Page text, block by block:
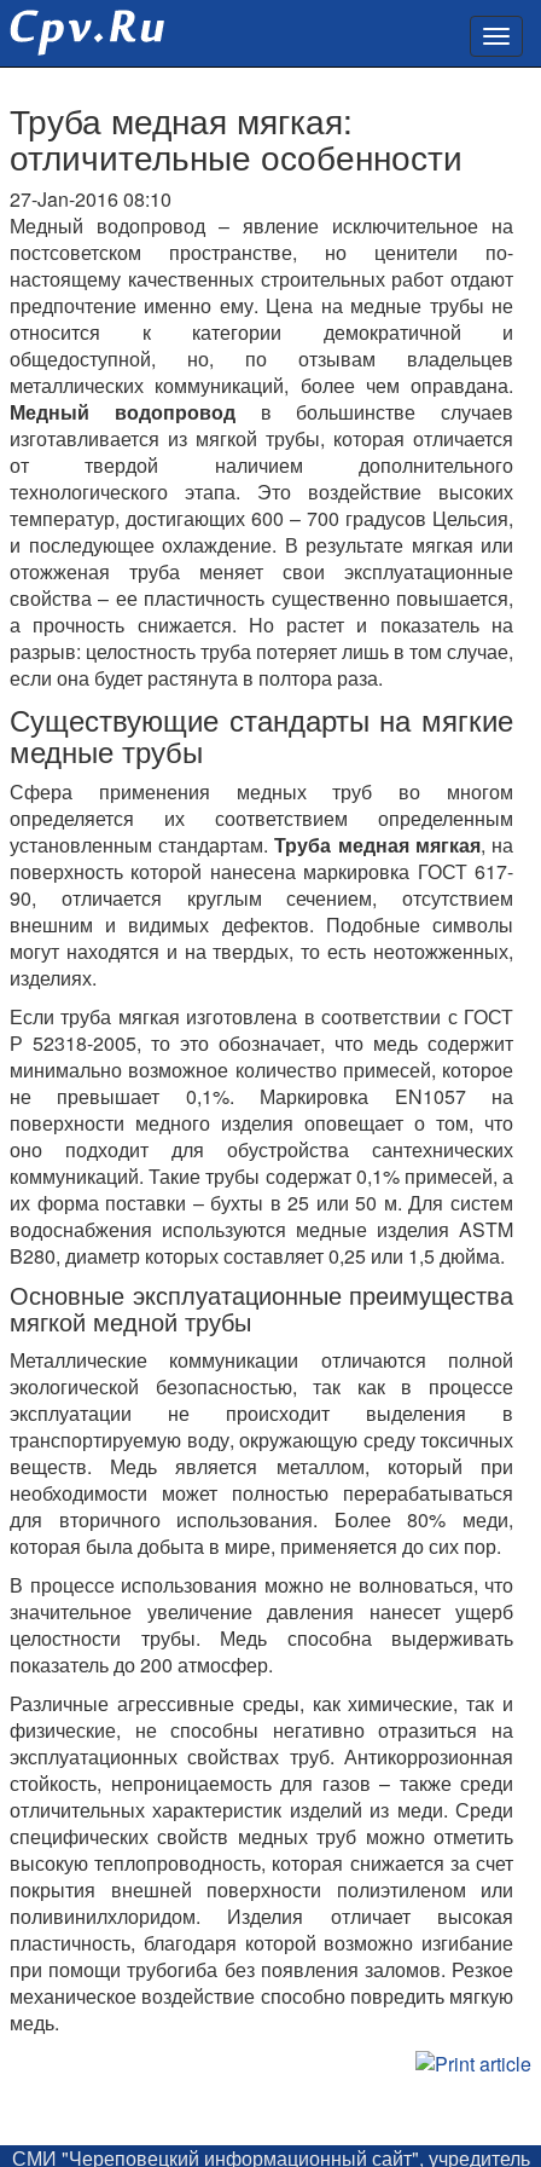
Труба медная мягкая:
отличительные особенности
27-Jan-2016 08:10
Медный водопровод – явление исключительное на
постсоветском пространстве, но ценители по-
настоящему качественных строительных работ отдают
предпочтение именно ему. Цена на медные трубы не
относится к категории демократичной и
общедоступной, но, по отзывам владельцев
металлических коммуникаций, более чем оправдана.
Медный водопроводв большинстве случаев
изготавливается из мягкой трубы, которая отличается
от твердой наличием дополнительного
технологического этапа. Это воздействие высоких
температур, достигающих 600 – 700 градусов Цельсия,
и последующее охлаждение. В результате мягкая или
отожженая труба меняет свои эксплуатационные
свойства – ее пластичность существенно повышается,
а прочность снижается. Но растет и показатель на
разрыв: целостность труба потеряет лишь в том случае,
если она будет растянута в полтора раза.
Существующие стандарты на мягкие
медные трубы
Сфера применения медных труб во многом
определяется их соответствием определенным
установленным стандартам.Труба медная мягкая, на
поверхность которой нанесена маркировка ГОСТ 617-
90, отличается круглым сечением, отсутствием
внешним и видимых дефектов. Подобные символы
могут находятся и на твердых, то есть неотожженных,
изделиях.
Если труба мягкая изготовлена в соответствии с ГОСТ
Р 52318-2005, то это обозначает, что медь содержит
минимально возможное количество примесей, которое
не превышает 0,1%. Маркировка EN1057 на
поверхности медного изделия оповещает о том, что
оно подходит для обустройства сантехнических
коммуникаций. Такие трубы содержат 0,1% примесей, а
их форма поставки – бухты в 25 или 50 м. Для систем
водоснабжения используются медные изделия ASTM
B280, диаметр которых составляет 0,25 или 1,5 дюйма.
Основные эксплуатационные преимущества
мягкой медной трубы
Металлические коммуникации отличаются полной
экологической безопасностью, так как в процессе
эксплуатации не происходит выделения в
транспортируемую воду, окружающую среду токсичных
веществ. Медь является металлом, который при
необходимости может полностью перерабатываться
для вторичного использования. Более 80% меди,
которая была добыта в мире, применяется до сих пор.
В процессе использования можно не волноваться, что
значительное увеличение давления нанесет ущерб
целостности трубы. Медь способна выдерживать
показатель до 200 атмосфер.
Различные агрессивные среды, как химические, так и
физические, не способны негативно отразиться на
эксплуатационных свойствах труб. Антикоррозионная
стойкость, непроницаемость для газов – также среди
отличительных характеристик изделий из меди. Среди
специфических свойств медных труб можно отметить
высокую теплопроводность, которая снижается за счет
покрытия внешней поверхности полиэтиленом или
поливинилхлоридом. Изделия отличает высокая
пластичность, благодаря которой возможно изгибание
при помощи трубогиба без появления заломов. Резкое
механическое воздействие способно повредить мягкую
медь.
СМИ "Череповецкий информационный сайт", учредитель